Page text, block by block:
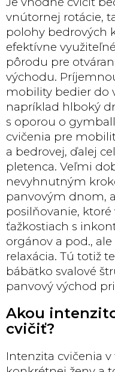
vnútornej rotácie,
polohy bedrových
efektívne
pôrodu pre
východu.
mobility bedier do
napríklad hlboký
s oporou o
cvičenia pre
a bedrovej, ďalej
pletenca. Veľmi
nevyhnutným
panvovým dnom,
posilňovanie,
ťažkostiach s
orgánov a pod.,
relaxácia. Tú totiž
bábätko svalové
panvový východ
Akou
cvičiť?
Intenzita cvičenia